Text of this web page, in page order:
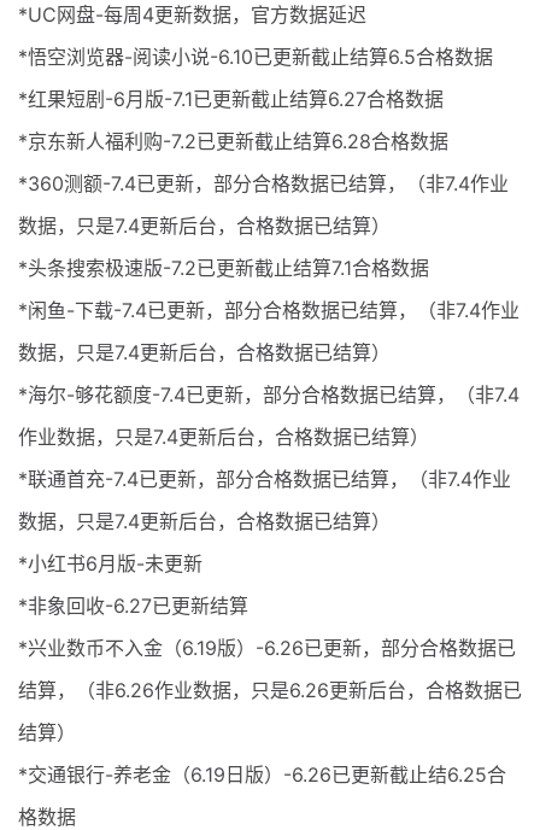
*UC网盘-每周4更新数据，官方数据延迟
*悟空浏览器-阅读小说-6.10已更新截止结算6.5合格数据
*红果短剧-6月版-7.1已更新截止结算6.27合格数据
*京东新人福利购-7.2已更新截止结算6.28合格数据
*360测额-7.4已更新，部分合格数据已结算，（非7.4作业
数据，只是7.4更新后台，合格数据已结算）
*头条搜索极速版-7.2已更新截止结算7.1合格数据
*闲鱼-下载-7.4已更新，部分合格数据已结算，（非7.4作业
数据，只是7.4更新后台，合格数据已结算）
*海尔-够花额度-7.4已更新，部分合格数据已结算，（非7.4
作业数据，只是7.4更新后台，合格数据已结算）
*联通首充-7.4已更新，部分合格数据已结算，（非7.4作业
数据，只是7.4更新后台，合格数据已结算）
*小红书6月版-未更新
*非象回收-6.27已更新结算
*兴业数币不入金（6.19版）-6.26已更新，部分合格数据已
结算，（非6.26作业数据，只是6.26更新后台，合格数据已
结算）
*交通银行-养老金（6.19日版）-6.26已更新截止结6.25合
格数据